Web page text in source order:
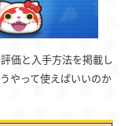
価と入手方法を掲載し
やって使えばいいのか